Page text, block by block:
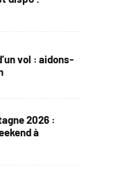
vol : aidons-
2026 :
à